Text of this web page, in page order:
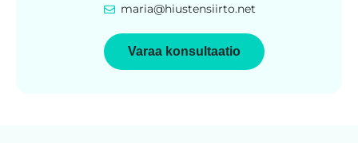
maria@hiustensiirto.net
Varaa konsultaatio